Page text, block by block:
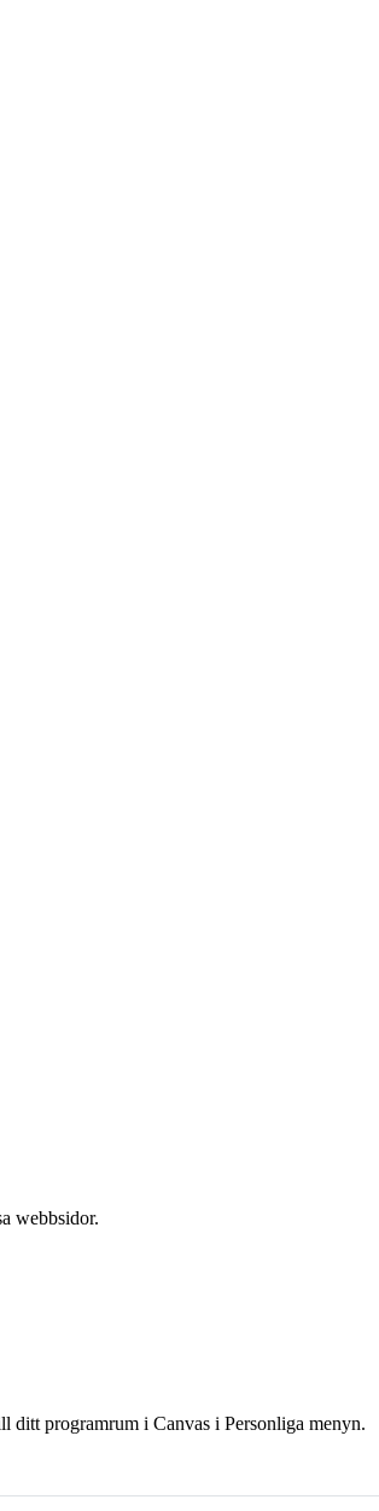
webb­sidor.
ditt programrum i Canvas i Personliga menyn.